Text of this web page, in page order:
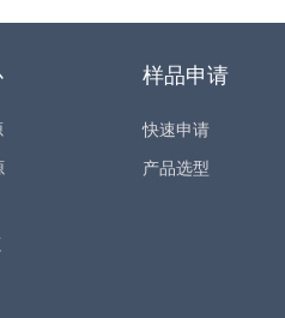
样品申请
快速申请
产品选型